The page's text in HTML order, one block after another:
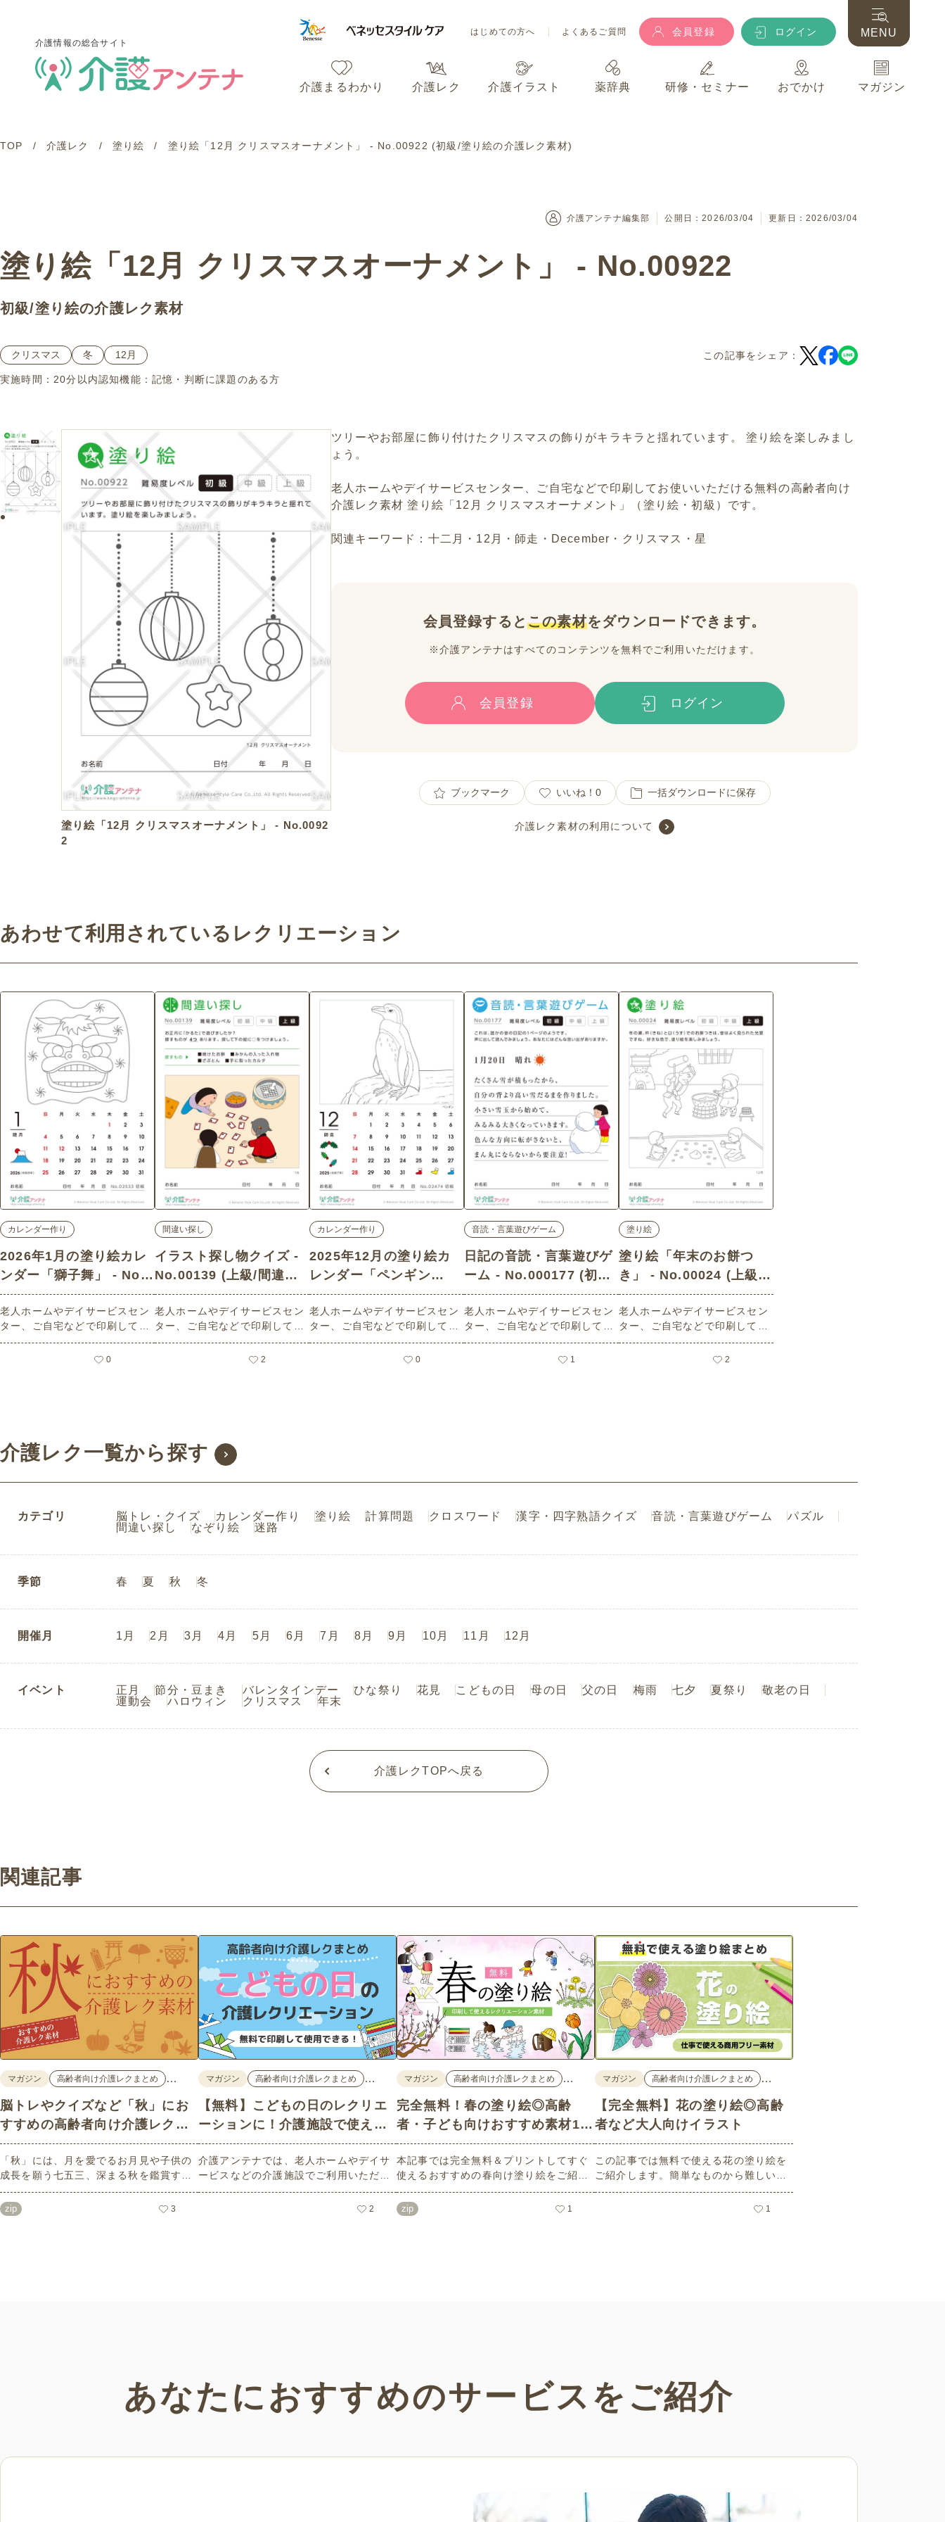
介護情報の総合サイト
はじめての方へ よくあるご質問 会員登録 ログイン
介護まるわかり 介護レク 介護イラスト 薬辞典 研修・セミナー おでかけ マガジン
MENU
介護情報の総合サイト
TOP 介護レク 塗り絵 塗り絵「12月 クリスマスオーナメント」 - No.00922 (初級/塗り絵の介護レク素材)
介護アンテナ編集部 公開日：2026/03/04 更新日：2026/03/04
塗り絵「12月 クリスマスオーナメント」 - No.00922
初級/塗り絵の介護レク素材
クリスマス 冬 12月 この記事をシェア：
実施時間： 20分以内認知機能： 記憶・判断に課題のある方
塗り絵「12月 クリスマスオーナメント」 - No.0092
2
ツリーやお部屋に飾り付けたクリスマスの飾りがキラキラと揺れています。 塗り絵を楽しみまし
ょう。
老人ホームやデイサービスセンター、ご自宅などで印刷してお使いいただける無料の高齢者向け
介護レク素材 塗り絵「12月 クリスマスオーナメント」（塗り絵・初級）です。
関連キーワード：十二月・12月・師走・December・クリスマス・星
会員登録するとこの素材をダウンロードできます。
※介護アンテナはすべてのコンテンツを無料でご利用いただけます。
会員登録 ログイン
ブックマーク いいね！ 0 一括ダウンロードに保存
介護レク素材の利用について
あわせて利用されているレクリエーション
カレンダー作り
2026年1月の塗り絵カレ
ンダー「獅子舞」 - No.0
2533 (初級/カレンダー作
りの介護レク素材)
老人ホームやデイサービスセン
ター、ご自宅などで印刷してお
使いいただける無料の高齢者向
け介護レク素材 2026年1月の塗
0
間違い探し
イラスト探し物クイズ -
No.00139 (上級/間違い
探しの介護レク素材)
老人ホームやデイサービスセン
ター、ご自宅などで印刷してお
使いいただける無料の高齢者向
け介護レク素材（間違い探し・
2
カレンダー作り
2025年12月の塗り絵カ
レンダー「ペンギン
（鳥・動物）」 - No.02
474 (初級/カレンダー作
りの介護レク素材)
老人ホームやデイサービスセン
ター、ご自宅などで印刷してお
使いいただける無料の高齢者向
け介護レク素材 2025年12月の
0
音読・言葉遊びゲーム
日記の音読・言葉遊びゲ
ーム - No.000177 (初級/
音読・言葉遊びゲームの
介護レク素材)
老人ホームやデイサービスセン
ター、ご自宅などで印刷してお
使いいただける無料の高齢者向
け介護レク素材（音読・言葉遊
1
塗り絵
塗り絵「年末のお餅つ
き」 - No.00024 (上級/
塗り絵の介護レク素材)
老人ホームやデイサービスセン
ター、ご自宅などで印刷してお
使いいただける無料の高齢者向
け介護レク素材（塗り絵・上
2
介護レク一覧から探す
カテゴリ 脳トレ・クイズ カレンダー作り 塗り絵 計算問題 クロスワード 漢字・四字熟語クイズ 音読・言葉遊びゲーム
パズル
間違い探し
なぞり絵 迷路
季節 春 夏 秋 冬
開催月 1月 2月 3月 4月 5月 6月 7月 8月 9月 10月 11月 12月
イベント 正月 節分・豆まき バレンタインデー ひな祭り 花見 こどもの日 母の日 父の日 梅雨 七夕 夏祭り
敬老の日
運動会
ハロウィン クリスマス 年末
介護レクTOPへ戻る
関連記事
マガジン 高齢者向け介護レクまとめ …
脳トレやクイズなど「秋」にお
すすめの高齢者向け介護レク素
材
「秋」には、月を愛でるお月見や子供の
成長を願う七五三、深まる秋を鑑賞する
紅葉狩りなど、心を和ませるイベントが
たくさんあります。今回は介護アンテナ
オリジナルの秋におすすめの高齢者向け
zip 3
マガジン 高齢者向け介護レクまとめ …
【無料】こどもの日のレクリエ
ーションに！介護施設で使える
高齢者向けレク素材
介護アンテナでは、老人ホームやデイサ
ービスなどの介護施設でご利用いただけ
る高齢者向けレク素材を多数ご用意して
います。今回はそのなかから、「こども
2
マガジン 高齢者向け介護レクまとめ …
完全無料！春の塗り絵◎高齢
者・子ども向けおすすめ素材18
選
本記事では完全無料＆プリントしてすぐ
使えるおすすめの春向け塗り絵をご紹介
します。ご高齢者・子どもいずれにも最
適な大人向け～子どもでもできるものま
で多数！ぜひ介護施設や保育園、小学
zip 1
マガジン 高齢者向け介護レクまとめ …
【完全無料】花の塗り絵◎高齢
者など大人向けイラスト
この記事では無料で使える花の塗り絵を
ご紹介します。簡単なものから難しい大
人・高齢者向けのものまでバリエーショ
ンも豊富で、塗り方もそれぞれ楽しめま
1
あなたにおすすめのサービスをご紹介